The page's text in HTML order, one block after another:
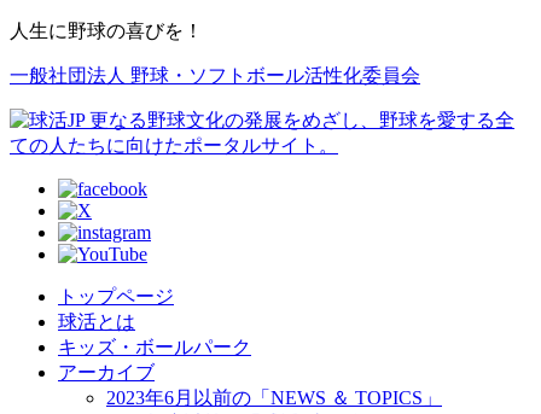
人生に野球の喜びを！
一般社団法人 野球・ソフトボール活性化委員会
トップページ
球活とは
キッズ・ボールパーク
アーカイブ
2023年6月以前の「NEWS ＆ TOPICS」